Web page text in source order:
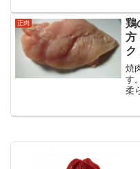
で
い
正肉
鶏
方
ク
焼
す
柔